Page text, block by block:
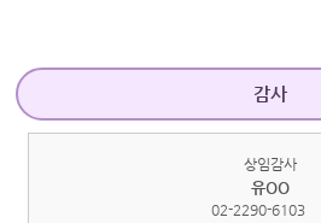
감사
상임감사
유OO
02-2290-6103